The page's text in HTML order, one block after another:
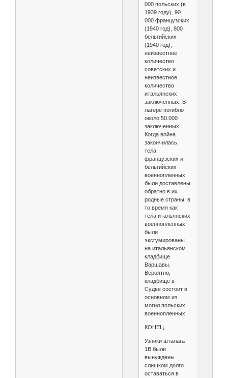
000 польских (в
1939 году), 90
000 французских
(1940 год), 800
бельгийских
(1940 год),
неизвестное
количество
советских и
неизвестное
количество
итальянских
заключенных. В
лагере погибло
около 50.000
заключенных.
Когда война
закончилась,
тела
французских и
бельгийских
военнопленных
были доставлены
обратно в их
родные страны, в
то время как
тела итальянских
военнопленных
были
эксгумированы
на итальянском
кладбище
Варшавы.
Вероятно,
кладбище в
Судве состоит в
основном из
могил польских
военнопленных.
КОНЕЦ.
Узники шталага
1B были
вынуждены
слишком долго
оставаться в